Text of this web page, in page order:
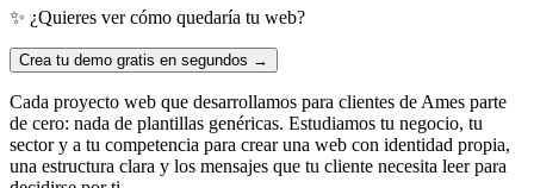
✨ ¿Quieres ver cómo quedaría tu web?
Crea tu demo gratis en segundos →
Cada proyecto web que desarrollamos para clientes de Ames parte
de cero: nada de plantillas genéricas. Estudiamos tu negocio, tu
sector y a tu competencia para crear una web con identidad propia,
una estructura clara y los mensajes que tu cliente necesita leer para